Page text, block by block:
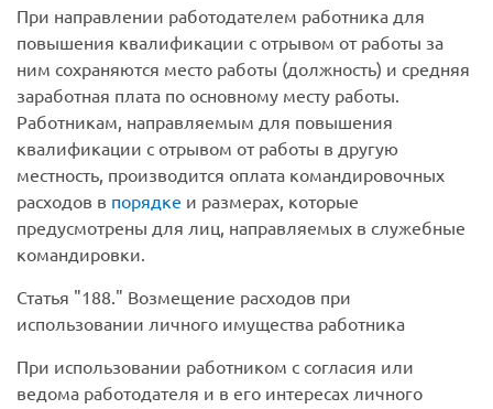
При направлении работодателем работника для
повышения квалификации с отрывом от работы за
ним сохраняются место работы (должность) и средняя
заработная плата по основному месту работы.
Работникам, направляемым для повышения
квалификации с отрывом от работы в другую
местность, производится оплата командировочных
расходов в порядке и размерах, которые
предусмотрены для лиц, направляемых в служебные
командировки.
Статья
188.
Возмещение расходов при
использовании личного имущества работника
При использовании работником с согласия или
ведома работодателя и в его интересах личного